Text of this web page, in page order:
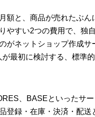
額と、商品が売れたぶん
やすい2つの費用で、独
がネットショップ作成サ
最初に検討する、標準
、BASEといったサ
登録・在庫・決済・配送